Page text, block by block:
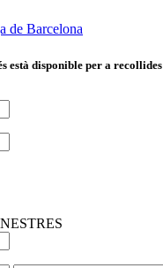
de Barcelona
està disponible per a